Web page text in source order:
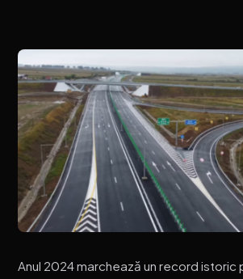
Anul 2024 marchează un record istoric